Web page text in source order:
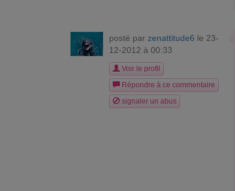
posté par zenattitude6 le 23-
12-2012 à 00:33
Voir le profil
Répondre à ce commentaire
signaler un abus